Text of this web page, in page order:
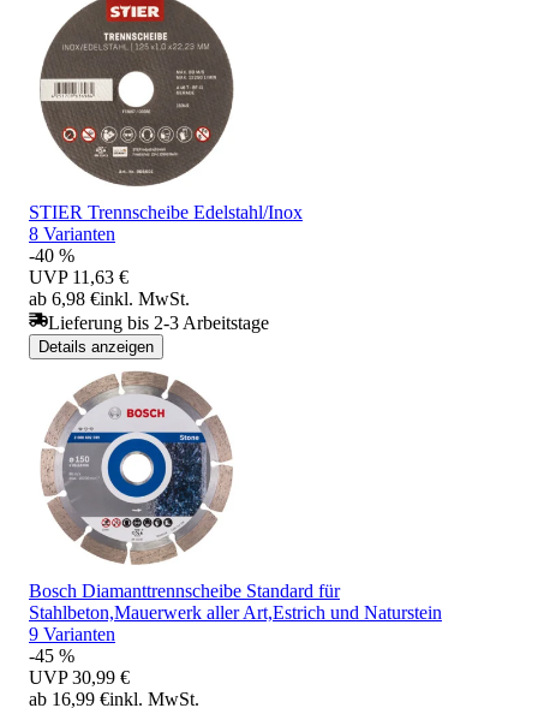
STIER Trennscheibe Edelstahl/Inox
8 Varianten
-40 %
UVP 11,63 €
ab 6,98 €inkl. MwSt.
Lieferung bis 2-3 Arbeitstage
Details anzeigen
Bosch Diamanttrennscheibe Standard für
Stahlbeton,Mauerwerk aller Art,Estrich und Naturstein
9 Varianten
-45 %
UVP 30,99 €
ab 16,99 €inkl. MwSt.